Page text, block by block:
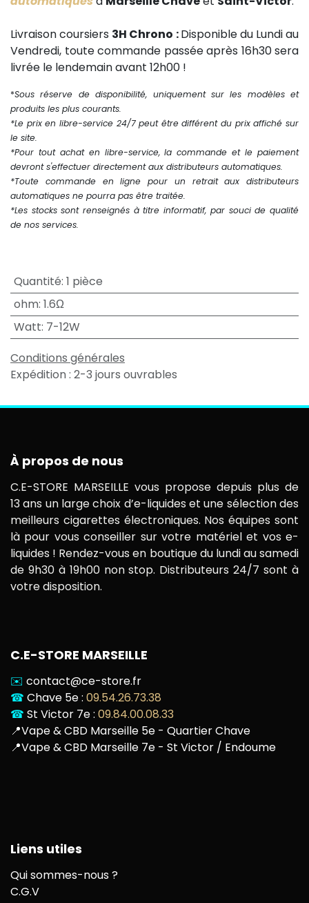
Livraison coursiers 3H Chrono :Disponible du Lundi au
Vendredi, toute commande passée après 16h30 sera
livrée le lendemain avant 12h00 !
*Sous réserve de disponibilité, uniquement sur les modèles et
produits les plus courants.
*Le prix en libre-service 24/7 peut être différent du prix affiché sur
le site.
*Pour tout achat en libre-service, la commande et le paiement
devront s'effectuer directement aux distributeurs automatiques.
*Toute commande en ligne pour un retrait aux distributeurs
automatiques ne pourra pas être traitée.
*Les stocks sont renseignés à titre informatif, par souci de qualité
de nos services.
Quantité: 1 pièce
ohm: 1.6Ω
Watt: 7-12W
Conditions générales
Expédition : 2-3 jours ouvrables
À propos de nous
C.E-STORE MARSEILLE vous propose depuis plus de
13 ans un large choix d’e-liquides et une sélection des
meilleurs cigarettes électroniques. Nos équipes sont
là pour vous conseiller sur votre matériel et vos e-
liquides ! Rendez-vous en boutique du lundi au samedi
de 9h30 à 19h00 non stop. Distributeurs 24/7 sont à
votre disposition.
C.E-STORE MARSEILLE
✉️ contact@ce-store.fr
☎ Chave 5e : 09.54.26.73.38
☎ St Victor 7e : 09.84.00.08.33
📍Vape & CBD Marseille 5e - Quartier Chave
📍Vape & CBD Marseille 7e - St Victor / Endoume
Liens utiles
Qui sommes-nous ?
C.G.V